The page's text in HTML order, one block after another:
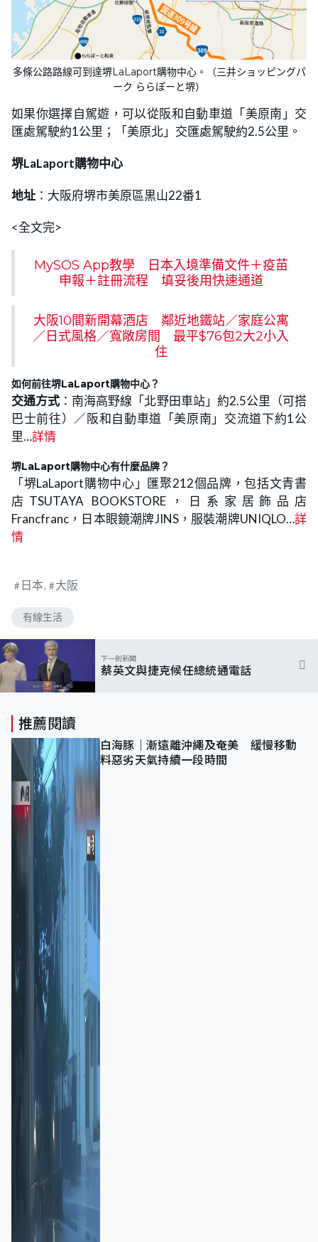
多條公路路線可到達堺LaLaport購物中心。（三井ショッピングパ
ーク ららぽーと堺）
如果你選擇自駕遊，可以從阪和自動車道「美原南」交
匯處駕駛約1公里；「美原北」交匯處駕駛約2.5公里。
堺LaLaport購物中心
地址 ：大阪府堺市美原區黒山22番1
<全文完>
MySOS App教學 日本入境準備文件＋疫苗
申報＋註冊流程 填妥後用快速通道
大阪10間新開幕酒店 鄰近地鐵站／家庭公寓
／日式風格／寬敞房間 最平$76包2大2小入
住
如何前往堺LaLaport購物中心？
交通方式 ：南海高野線「北野田車站」約2.5公里（可搭
巴士前往）／阪和自動車道「美原南」交流道下約1公
里…詳情
堺LaLaport購物中心有什麼品牌？
「堺LaLaport購物中心」匯聚212個品牌，包括文青書
店TSUTAYA BOOKSTORE，日系家居飾品店
Francfranc，日本眼鏡潮牌JINS，服裝潮牌UNIQLO…詳
情
日本 大阪
有線生活
下一則新聞
蔡英文與捷克候任總統通電話
推薦閱讀
白海豚｜漸遠離沖繩及奄美 緩慢移動
料惡劣天氣持續一段時間